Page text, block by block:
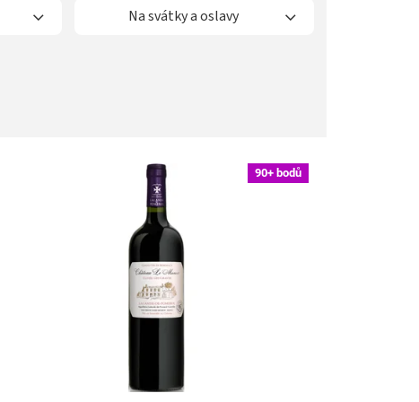
Na svátky a oslavy
90+ bodů